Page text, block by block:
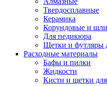
Твердосплавные
Керамика
Корундовые и
Для педикюра
Щетки и футляры
Расходные материалы
Бафы и пилки
Жидкости
Кисти и щетки